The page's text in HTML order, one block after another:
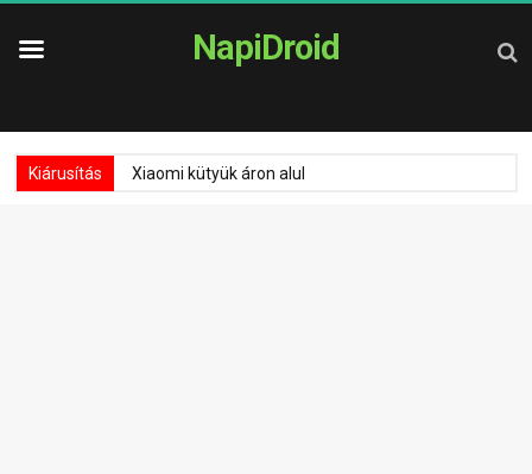
NapiDroid
Kiárusítás Xiaomi kütyük áron alul